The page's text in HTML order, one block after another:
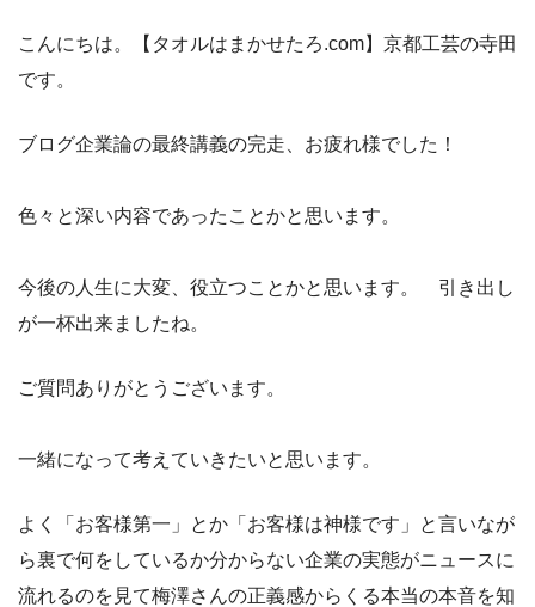
こんにちは。【タオルはまかせたろ.com】京都工芸の寺田
です。
ブログ企業論の最終講義の完走、お疲れ様でした！
色々と深い内容であったことかと思います。
今後の人生に大変、役立つことかと思います。 引き出し
が一杯出来ましたね。
ご質問ありがとうございます。
一緒になって考えていきたいと思います。
よく「お客様第一」とか「お客様は神様です」と言いなが
ら裏で何をしているか分からない企業の実態がニュースに
流れるのを見て梅澤さんの正義感からくる本当の本音を知